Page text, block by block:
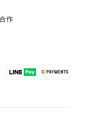
作